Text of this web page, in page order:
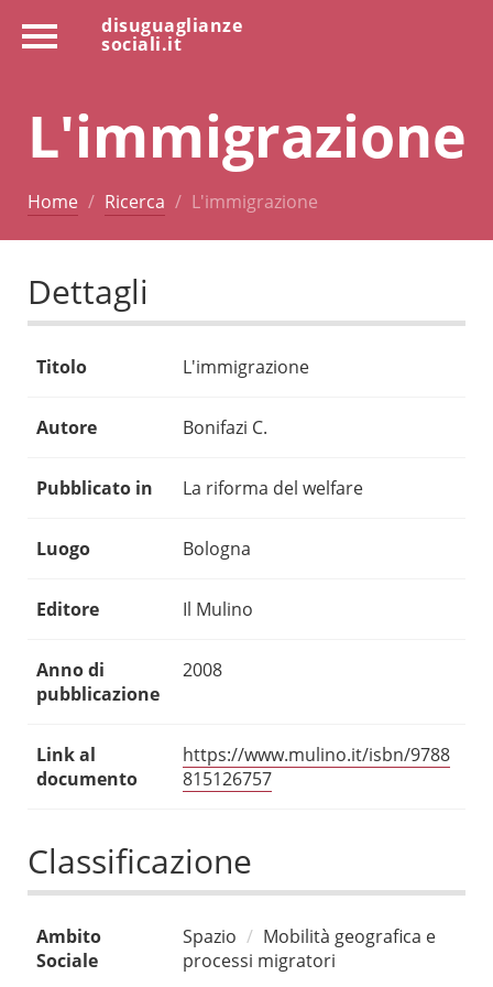
disuguaglianze
sociali.it
L'immigrazione
Home Ricerca L'immigrazione
Dettagli
Titolo L'immigrazione
Autore Bonifazi C.
Pubblicato in La riforma del welfare
Luogo Bologna
Editore Il Mulino
Anno di
pubblicazione
2008
Link al
documento
https://www.mulino.it/isbn/9788
815126757
Classificazione
Ambito
Sociale
Spazio
Mobilità geografica e
processi migratori